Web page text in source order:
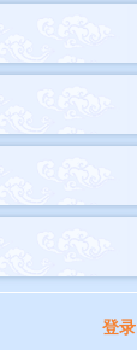
登录